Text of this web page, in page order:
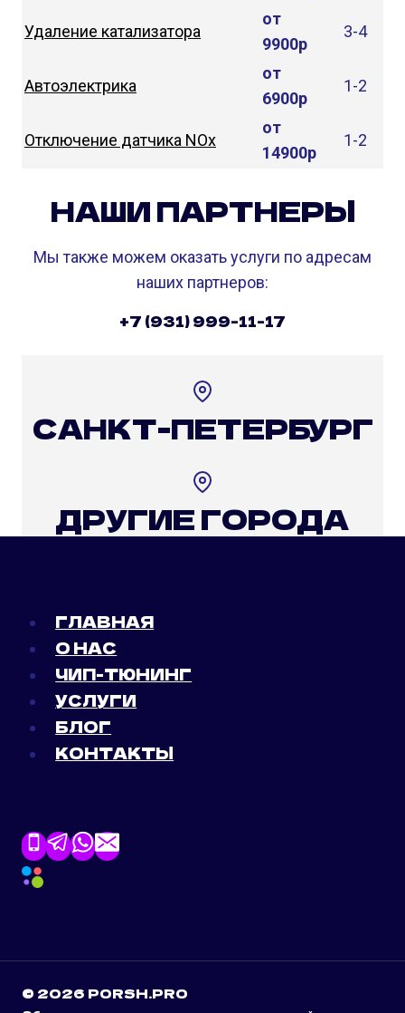
Удаление катализатора
от
9900р
3-4
Автоэлектрика
от
6900р
1-2
Отключение датчика NOx
от
14900р
1-2
НАШИ ПАРТНЕРЫ
Мы также можем оказать услуги по адресам
наших партнеров:
+7 (931) 999-11-17
САНКТ-ПЕТЕРБУРГ
ДРУГИЕ ГОРОДА
ГЛАВНАЯ
О НАС
ЧИП-ТЮНИНГ
УСЛУГИ
БЛОГ
КОНТАКТЫ
© 2026 PORSH.PRO